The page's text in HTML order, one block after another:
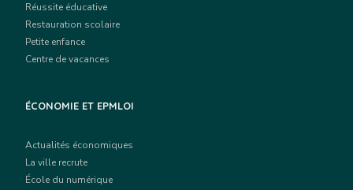
Réussite éducative
Restauration scolaire
Petite enfance
Centre de vacances
ÉCONOMIE ET EPMLOI
Actualités économiques
La ville recrute
École du numérique